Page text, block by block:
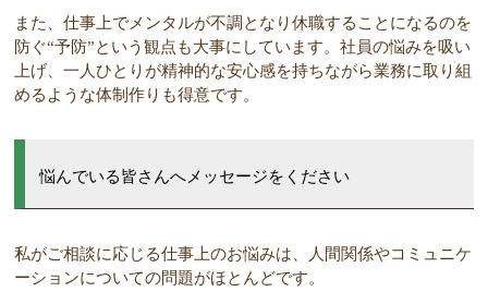
また、仕事上でメンタルが不調となり休職することになるのを
防ぐ“予防”という観点も大事にしています。社員の悩みを吸い
上げ、一人ひとりが精神的な安心感を持ちながら業務に取り組
めるような体制作りも得意です。
悩んでいる皆さんへメッセージをください
私がご相談に応じる仕事上のお悩みは、人間関係やコミュニケ
ーションについての問題がほとんどです。